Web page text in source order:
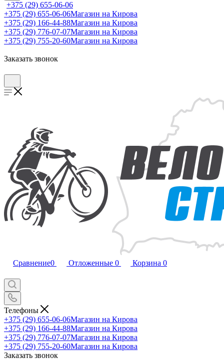
+375 (29) 655-06-06
+375 (29) 655-06-06Магазин на Кирова
+375 (29) 166-44-88Магазин на Кирова
+375 (29) 776-07-07Магазин на Кирова
+375 (29) 755-20-60Магазин на Кирова
Заказать звонок
Сравнение0 Отложенные 0 Корзина 0
Телефоны
+375 (29) 655-06-06Магазин на Кирова
+375 (29) 166-44-88Магазин на Кирова
+375 (29) 776-07-07Магазин на Кирова
+375 (29) 755-20-60Магазин на Кирова
Заказать звонок